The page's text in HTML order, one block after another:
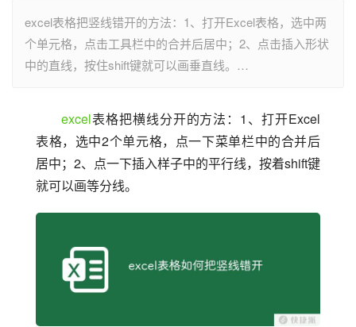
excel表格把竖线错开的方法：1、打开Excel表格，选中两
个单元格，点击工具栏中的合并后居中；2、点击插入形状
中的直线，按住shift键就可以画垂直线。…
excel表格把横线分开的方法：1、打开Excel
表格，选中2个单元格，点一下菜单栏中的合并后
居中；2、点一下插入样子中的平行线，按着shift键
就可以画等分线。